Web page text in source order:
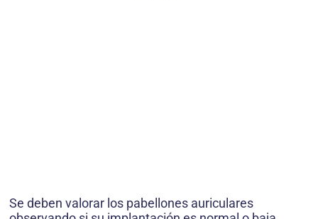
Se deben valorar los pabellones auriculares